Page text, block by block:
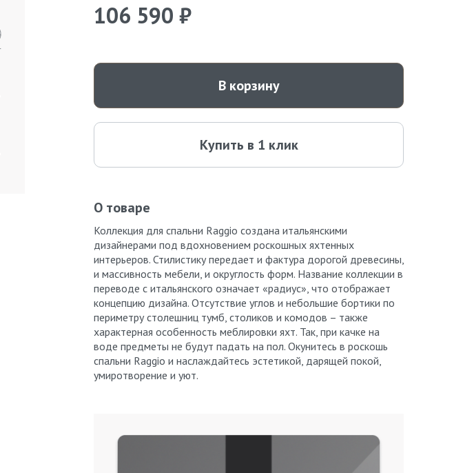
106 590 ₽
В корзину
Купить в 1 клик
О товаре
Коллекция для спальни Raggio создана итальянскими
дизайнерами под вдохновением роскошных яхтенных
интерьеров. Стилистику передает и фактура дорогой древесины,
и массивность мебели, и округлость форм. Название коллекции в
переводе с итальянского означает «радиус», что отображает
концепцию дизайна. Отсутствие углов и небольшие бортики по
периметру столешниц тумб, столиков и комодов – также
характерная особенность меблировки яхт. Так, при качке на
воде предметы не будут падать на пол. Окунитесь в роскошь
спальни Raggio и наслаждайтесь эстетикой, дарящей покой,
умиротворение и уют.